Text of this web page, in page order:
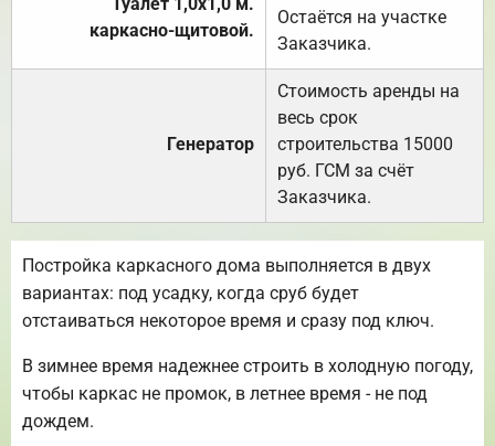
Туалет 1,0х1,0 м.
каркасно-щитовой.
Остаётся на участке
Заказчика.
Генератор
Стоимость аренды на
весь срок
строительства 15000
руб. ГСМ за счёт
Заказчика.
Постройка каркасного дома выполняется в двух
вариантах: под усадку, когда сруб будет
отстаиваться некоторое время и сразу под ключ.
В зимнее время надежнее строить в холодную погоду,
чтобы каркас не промок, в летнее время - не под
дождем.